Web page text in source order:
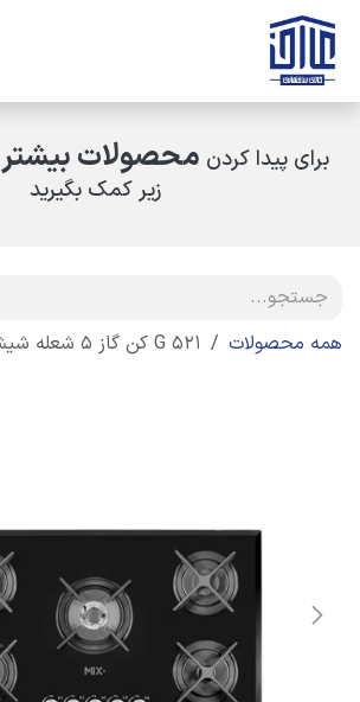
صرف نظر و مشاهده محتوا
برای پیدا کردن محصولات بیشتر
زیر کمک بگیرید
همه محصولات 521 G کن گاز 5 شعله شیشه